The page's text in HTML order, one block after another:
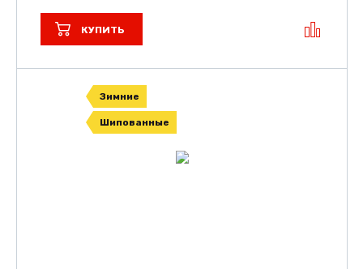
КУПИТЬ
Зимние
Шипованные